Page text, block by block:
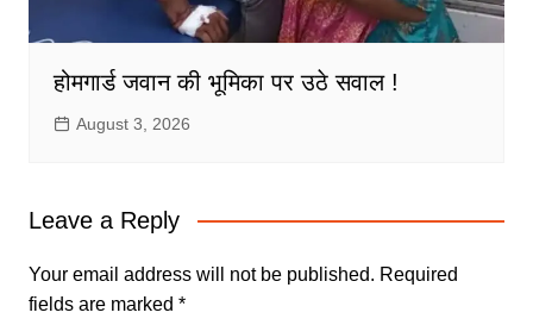
होमगार्ड जवान की भूमिका पर उठे सवाल !
August 3, 2026
Leave a Reply
Your email address will not be published. Required
fields are marked *